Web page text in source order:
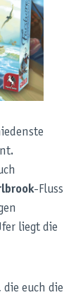
-Fluss
liegt die
die euch die